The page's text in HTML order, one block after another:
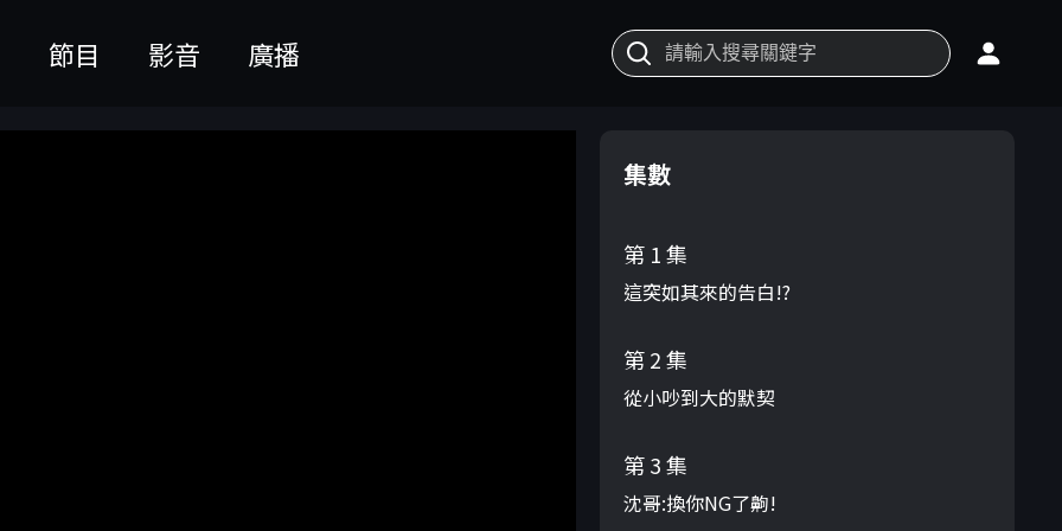
節目 影音 廣播
集數
第 1 集
這突如其來的告白!?
第 2 集
從小吵到大的默契
第 3 集
沈哥:換你NG了齁!